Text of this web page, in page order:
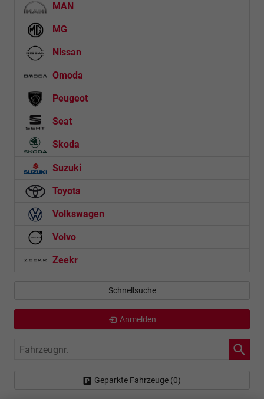
MAN
MG
Nissan
Omoda
Peugeot
Seat
Skoda
Suzuki
Toyota
Volkswagen
Volvo
Zeekr
Schnellsuche
Anmelden
Fahrzeugnr.
Geparkte Fahrzeuge (0)